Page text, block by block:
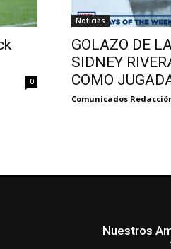
0
Noticias
GOLAZO DE
SIDNEY
COMO
Comunicados
Nuestros